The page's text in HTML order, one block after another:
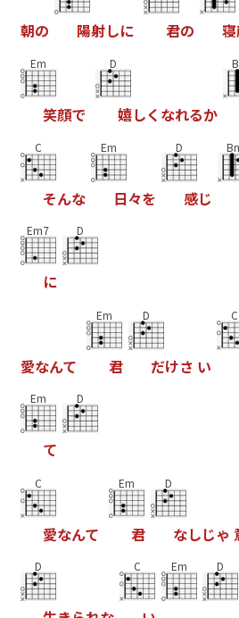
朝の 陽射しに 君の 寝
Em
笑顔で
D
嬉しく なれるか
C
そんな
Em
日々を
D
感じ
Em7
に
D
愛なんて
Em
君
D
だけさ い
C
Em
て
D
C
愛なんて
Em
君
D
なしじゃ
D C Em D